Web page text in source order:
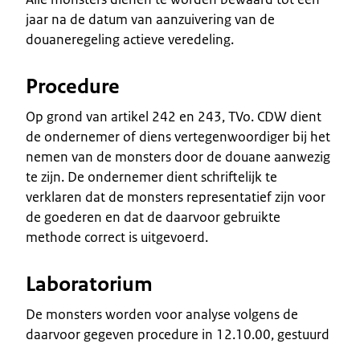
jaar na de datum van aanzuivering van de
douaneregeling actieve veredeling.
Procedure
Op grond van artikel 242 en 243, TVo. CDW dient
de ondernemer of diens vertegenwoordiger bij het
nemen van de monsters door de douane aanwezig
te zijn. De ondernemer dient schriftelijk te
verklaren dat de monsters representatief zijn voor
de goederen en dat de daarvoor gebruikte
methode correct is uitgevoerd.
Laboratorium
De monsters worden voor analyse volgens de
daarvoor gegeven procedure in 12.10.00, gestuurd